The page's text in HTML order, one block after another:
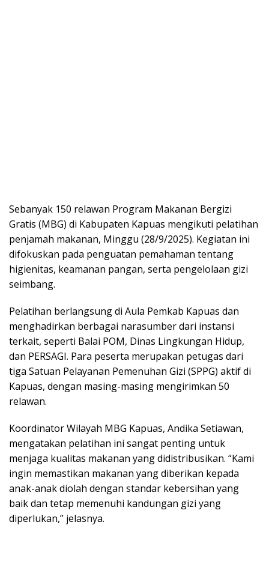
Sebanyak 150 relawan Program Makanan Bergizi
Gratis (MBG) di Kabupaten Kapuas mengikuti pelatihan
penjamah makanan, Minggu (28/9/2025). Kegiatan ini
difokuskan pada penguatan pemahaman tentang
higienitas, keamanan pangan, serta pengelolaan gizi
seimbang.
Pelatihan berlangsung di Aula Pemkab Kapuas dan
menghadirkan berbagai narasumber dari instansi
terkait, seperti Balai POM, Dinas Lingkungan Hidup,
dan PERSAGI. Para peserta merupakan petugas dari
tiga Satuan Pelayanan Pemenuhan Gizi (SPPG) aktif di
Kapuas, dengan masing-masing mengirimkan 50
relawan.
Koordinator Wilayah MBG Kapuas, Andika Setiawan,
mengatakan pelatihan ini sangat penting untuk
menjaga kualitas makanan yang didistribusikan. “Kami
ingin memastikan makanan yang diberikan kepada
anak-anak diolah dengan standar kebersihan yang
baik dan tetap memenuhi kandungan gizi yang
diperlukan,” jelasnya.